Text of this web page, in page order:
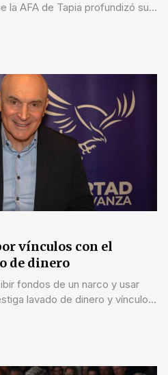
la AFA de Tapia profundizó su
vínculos con el
de dinero
fondos de un narco y usar
lavado de dinero y vínculos